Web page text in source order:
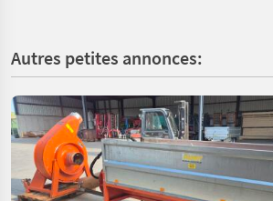
Autres petites annonces: